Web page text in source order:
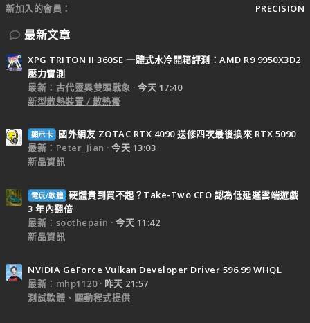
新加入的會員
PRECISION
最新文章
XPG TRITON II 360SE 一體式水冷開箱評測：AMD R9 9950X3D2
壓力實測
最新：古代靈異雙頭戰象
今天 17:40
新型散熱裝置 / 散熱膏
顯示卡
國外網友 ZOTAC RTX 4090 送修四次最後換來 RTX 5090
最新：Peter_Jian
今天 13:03
新品資訊
電玩/軟體 硬體貴到買不起？Take-Two CEO 認為低延遲雲端遊戲
3 年內翻倍
最新：soothepain
今天 11:42
新品資訊
NVIDIA GeForce Vulkan Developer Driver 596.99 WHQL
最新：mhp1120
昨天 21:57
測試軟體、驅動程式提供